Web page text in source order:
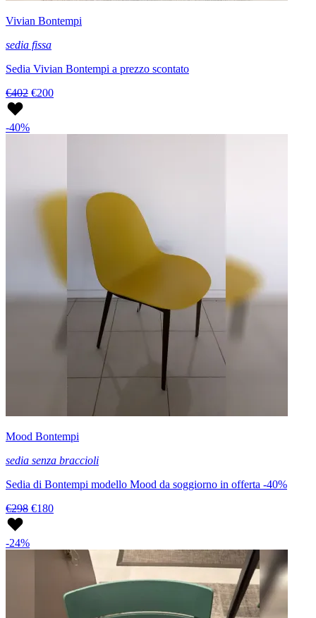
Vivian Bontempi
sedia fissa
Sedia Vivian Bontempi a prezzo scontato
€402 €200
-40%
Mood Bontempi
sedia senza braccioli
Sedia di Bontempi modello Mood da soggiorno in offerta -40%
€298 €180
-24%